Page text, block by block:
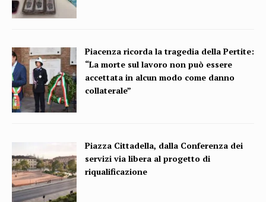
Piacenza ricorda la tragedia della Pertite:
“La morte sul lavoro non può essere
accettata in alcun modo come danno
collaterale”
Piazza Cittadella, dalla Conferenza dei
servizi via libera al progetto di
riqualificazione